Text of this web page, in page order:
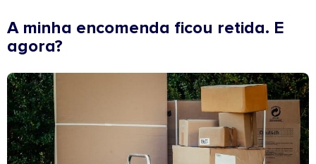
A minha encomenda ficou retida. E
agora?